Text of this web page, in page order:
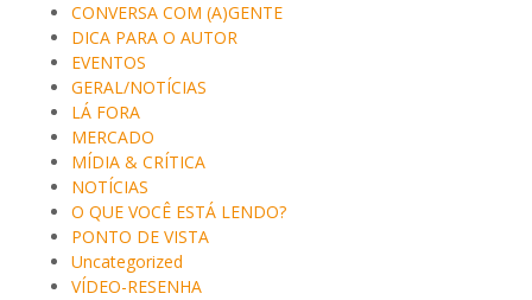
CONVERSA COM (A)GENTE
DICA PARA O AUTOR
EVENTOS
GERAL/NOTÍCIAS
LÁ FORA
MERCADO
MÍDIA & CRÍTICA
NOTÍCIAS
O QUE VOCÊ ESTÁ LENDO?
PONTO DE VISTA
Uncategorized
VÍDEO-RESENHA